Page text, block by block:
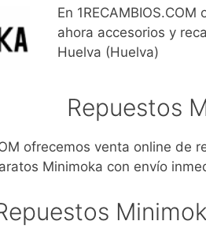
En
ahora accesorios y
Huelva (Huelva)
Repuestos
ofrecemos venta online
Minimoka con envío